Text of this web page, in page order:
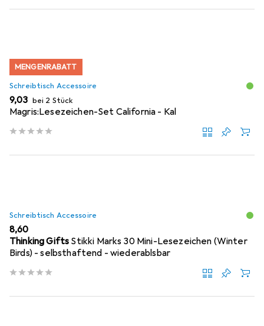
MENGENRABATT
Schreibtisch Accessoire
EUR
9,03 bei 2 Stück
Magris:Lesezeichen-Set California - Kal
Schreibtisch Accessoire
EUR
8,60
Thinking Gifts Stikki Marks 30 Mini-Lesezeichen (Winter
Birds) - selbsthaftend - wiederablsbar